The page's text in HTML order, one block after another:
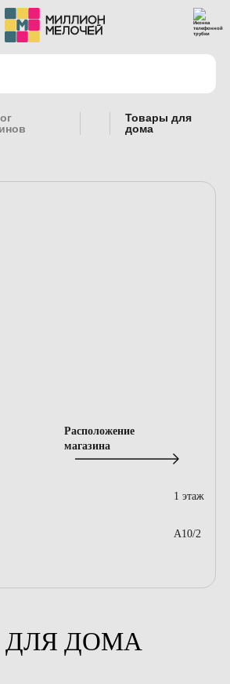
Товары для
дома
Расположение
магазина
1 этаж
A10/2
ДЛЯ ДОМА